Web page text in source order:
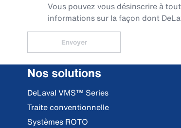
Vous pouvez vous désinscrire à
informations sur la façon dont
Envoyer
Nos solutions
DeLaval VMS™ Series
Traite conventionnelle
Systèmes ROTO